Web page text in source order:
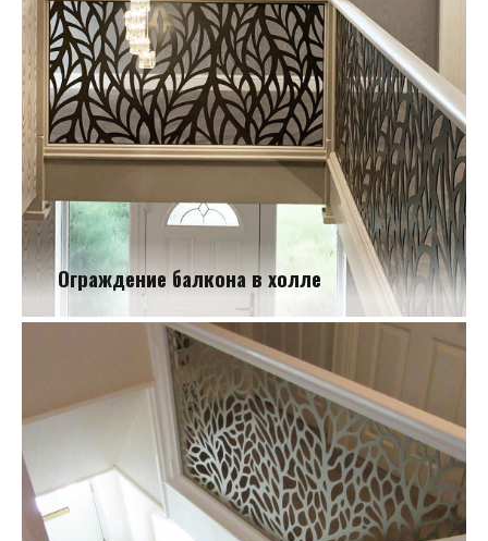
Ограждение балкона в холле
Ограждение балкона в холле